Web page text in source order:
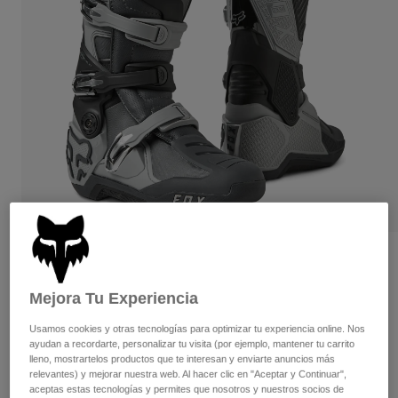
Pantalones largos
Pantalones cortos
Chaquetas y chalecos
Guantes
Protecciones
Gafas de protección
Calcetines
Accesorios
Recambios
Pantalones
Guantes
Chaquetas
Protecciones
Gafas de protección
Calcetines
Recambios
Camisetas y tops
Sudaderas
Chaquetas
Pantalones
Camisas
Ver todo
Niños
Protecciones
Gafas de Protección
Calcetines
Cascos
Camisetas
Pantalones
Botas
Protecciones
Guantes
Gafas de Protección
Opiniones
Botas Motion
N.º de artículo 29682
239,99 €-399,99 €
Mejora Tu Experiencia
Usamos cookies y otras tecnologías para optimizar tu experiencia online. Nos
ayudan a recordarte, personalizar tu visita (por ejemplo, mantener tu carrito
lleno, mostrartelos productos que te interesan y enviarte anuncios más
relevantes) y mejorar nuestra web. Al hacer clic en "Aceptar y Continuar",
aceptas estas tecnologías y permites que nosotros y nuestros socios de